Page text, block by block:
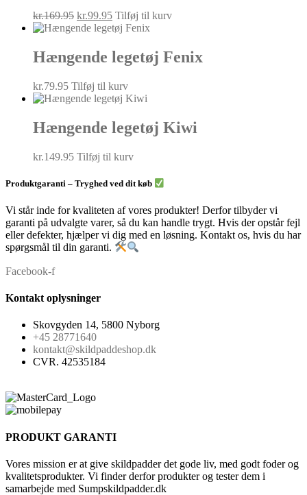
kr.169.95 Den
oprindelige
var:
kr.169.95.
kr.99.95Den
aktuelle
er:
kr.99.95.
Tilføj til kurv
Hængende legetøj Fenix
kr.79.95 Tilføj til kurv
Hængende legetøj Kiwi
kr.149.95 Tilføj til kurv
Produktgaranti – Tryghed ved dit køb
Vi står inde for kvaliteten af vores produkter! Derfor tilbyder vi
garanti på udvalgte varer, så du kan handle trygt. Hvis der opstår fejl
eller defekter, hjælper vi dig med en løsning. Kontakt os, hvis du har
spørgsmål til din garanti.
Facebook-f
Kontakt oplysninger
Skovgyden 14, 5800 Nyborg
+45 28771640
kontakt@skildpaddeshop.dk
CVR. 42535184
PRODUKT GARANTI
Vores mission er at give skildpadder det gode liv, med godt foder og
kvalitetsprodukter. Vi finder derfor produkter og tester dem i
samarbejde med Sumpskildpadder.dk